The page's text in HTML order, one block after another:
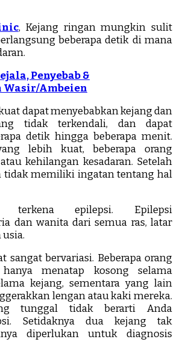
, Kejang ringan mungkin sulit
beberapa detik di mana
Penyebab &
Wasir/Ambeien
dapat menyebabkan kejang dan
tidak terkendali, dan dapat
detik hingga beberapa menit.
lebih kuat, beberapa orang
kehilangan kesadaran. Setelah
memiliki ingatan tentang hal
terkena epilepsi. Epilepsi
dan wanita dari semua ras, latar
sangat bervariasi. Beberapa orang
menatap kosong selama
kejang, sementara yang lain
lengan atau kaki mereka.
tunggal tidak berarti Anda
Setidaknya dua kejang tak
diperlukan untuk diagnosis